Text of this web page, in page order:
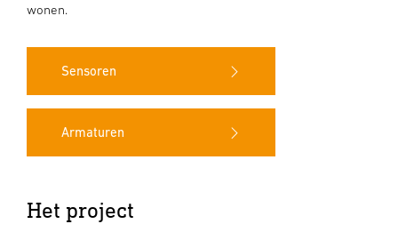
wonen.
Sensoren
Armaturen
Het project